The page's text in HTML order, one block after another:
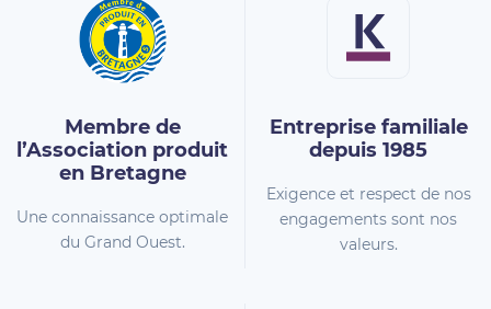
Membre de
l’Association produit
en Bretagne
Une connaissance optimale
du Grand Ouest.
Entreprise familiale
depuis 1985
Exigence et respect de nos
engagements sont nos
valeurs.